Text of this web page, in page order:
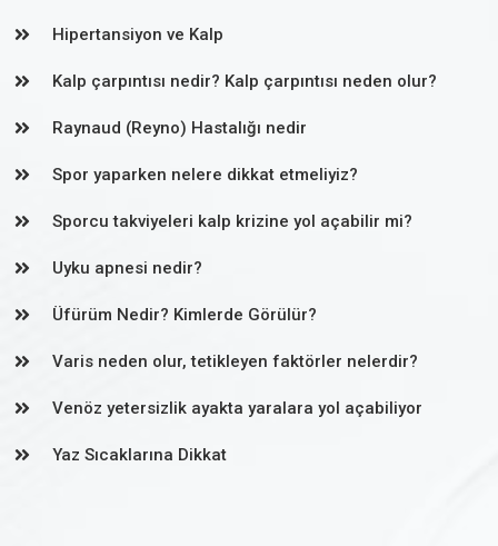
Hipertansiyon ve Kalp
Kalp çarpıntısı nedir? Kalp çarpıntısı neden olur?
Raynaud (Reyno) Hastalığı nedir
Spor yaparken nelere dikkat etmeliyiz?
Sporcu takviyeleri kalp krizine yol açabilir mi?
Uyku apnesi nedir?
Üfürüm Nedir? Kimlerde Görülür?
Varis neden olur, tetikleyen faktörler nelerdir?
Venöz yetersizlik ayakta yaralara yol açabiliyor
Yaz Sıcaklarına Dikkat